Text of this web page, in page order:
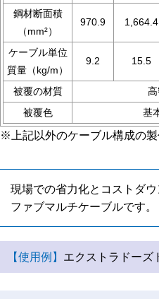
鋼材断面積
（mm²）
970.9 1,664.4
ケーブル単位
質量（kg/m）
9.2 15.5
被覆の材質
被覆色
基
※上記以外のケーブル構成の製
現場での省力化とコストダ
ファブマルチケーブルです。
【使用例】 エクストラドーズ